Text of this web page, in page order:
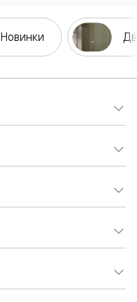
Новинки